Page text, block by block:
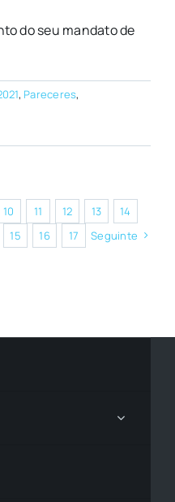
do seu mandato de
, Pareceres,
10 11 12 13
14
15
16 17 Seguinte